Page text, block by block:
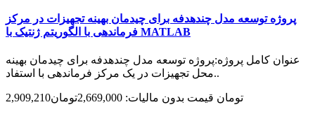
پروژه توسعه مدل چندهدفه برای چیدمان بهینه تجهیزات در مرکز
فرماندهی با الگوریتم ژنتیک با MATLAB
عنوان کامل پروژه:پروژه توسعه مدل چندهدفه برای چیدمان بهینه
محل تجهیزات در یک مرکز فرماندهی با استفاد..
2,909,210تومان قیمت بدون مالیات: 2,669,000تومان